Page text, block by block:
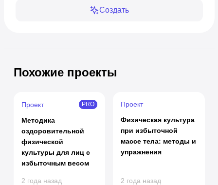
Создать
Похожие проекты
Проект PRO
Методика
оздоровительной
физической
культуры для лиц с
избыточным весом
2 года назад
Проект
Физическая культура
при избыточной
массе тела: методы и
упражнения
2 года назад